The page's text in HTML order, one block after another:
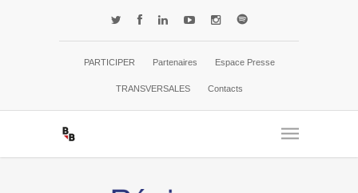
PARTICIPER Partenaires Espace Presse
TRANSVERSALES Contacts